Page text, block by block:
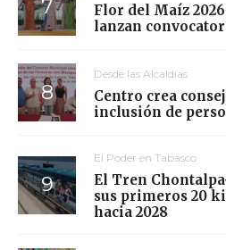
Flor del Maíz
lanzan
Desde las Alcaldías
Centro crea
inclusión de
El Poder en Tabasco
El Tren
sus primeros 20
hacia 2028